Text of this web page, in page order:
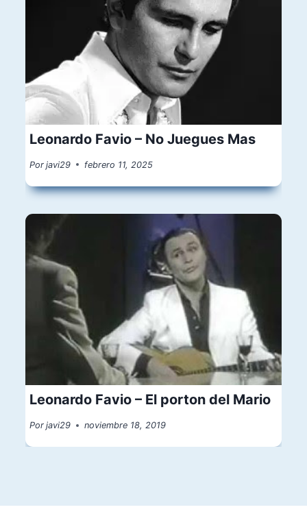
Leonardo Favio – No Juegues Mas
Por javi29 febrero 11, 2025
Leonardo Favio – El porton del Mario
Por javi29 noviembre 18, 2019